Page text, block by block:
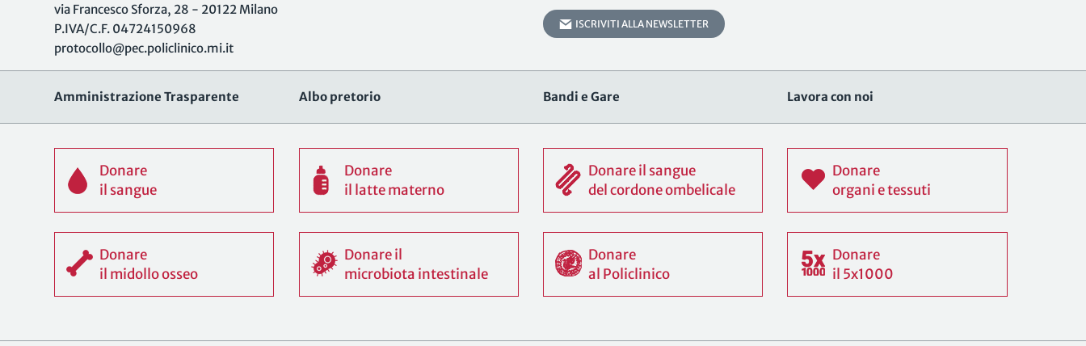
via Francesco Sforza, 28 - 20122 Milano
P.IVA/C.F. 04724150968
protocollo@pec.policlinico.mi.it
ISCRIVITI ALLA NEWSLETTER
Amministrazione Trasparente Albo pretorio Bandi e Gare Lavora con noi
Donare
il sangue
Donare
il latte materno
Donare il sangue
del cordone ombelicale
Donare
organi e tessuti
Donare
il midollo osseo
Donare il
microbiota intestinale
Donare
al Policlinico
Donare
il 5x1000